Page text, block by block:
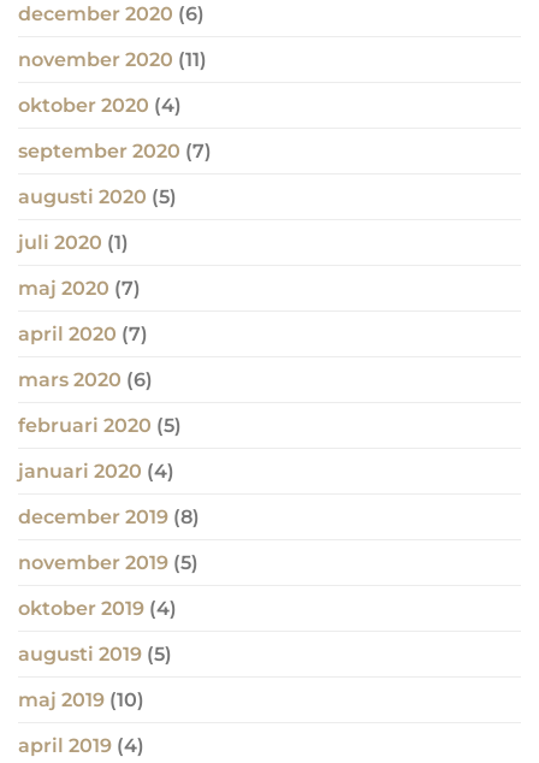
december 2020 (6)
november 2020 (11)
oktober 2020 (4)
september 2020 (7)
augusti 2020 (5)
juli 2020 (1)
maj 2020 (7)
april 2020 (7)
mars 2020 (6)
februari 2020 (5)
januari 2020 (4)
december 2019 (8)
november 2019 (5)
oktober 2019 (4)
augusti 2019 (5)
maj 2019 (10)
april 2019 (4)